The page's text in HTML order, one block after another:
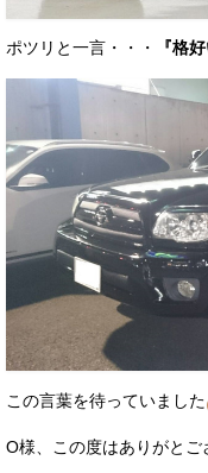
ポツリと一言・・・ 『格
この言葉を待っていました
O様、この度はありがとご